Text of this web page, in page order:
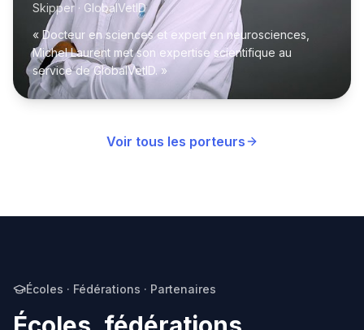
Skipper · GlobalVetID
« Docteur en sciences et expert en neurosciences,
Michel Laurent met son expertise scientifique au
service de GlobalVetID. »
Voir tous les porteurs
Écoles · Fédérations · Partenaires